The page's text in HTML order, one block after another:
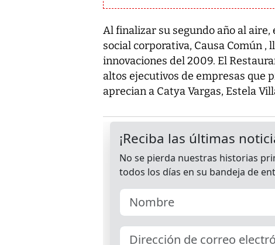
Al finalizar su segundo año al
social corporativa, Causa Común ,
innovaciones del 2009. El
altos ejecutivos de empresas que
aprecian a Catya Vargas, Estela